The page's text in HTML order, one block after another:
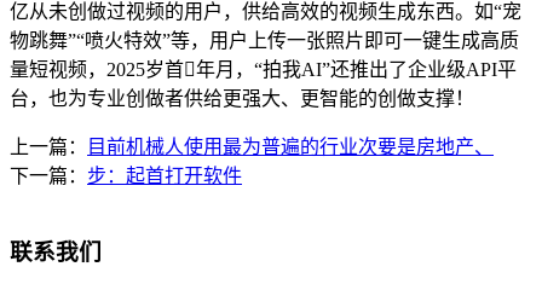
亿从未创做过视频的用户，供给高效的视频生成东西。如“宠
物跳舞”“喷火特效”等，用户上传一张照片即可一键生成高质
量短视频，2025岁首年月，“拍我AI”还推出了企业级API平
台，也为专业创做者供给更强大、更智能的创做支撑！
上一篇：
目前机械人使用最为普遍的行业次要是房地产、
下一篇： 步：起首打开软件
联系我们